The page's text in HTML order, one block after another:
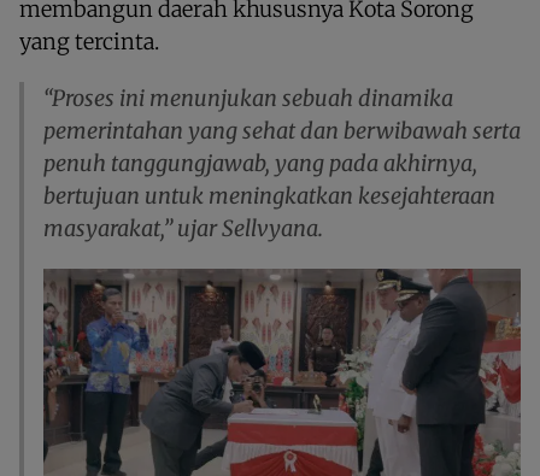
membangun daerah khususnya Kota Sorong
yang tercinta.
“Proses ini menunjukan sebuah dinamika
pemerintahan yang sehat dan berwibawah serta
penuh tanggungjawab, yang pada akhirnya,
bertujuan untuk meningkatkan kesejahteraan
masyarakat,” ujar Sellvyana.